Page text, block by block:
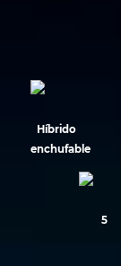
Híbrido
enchufable
5